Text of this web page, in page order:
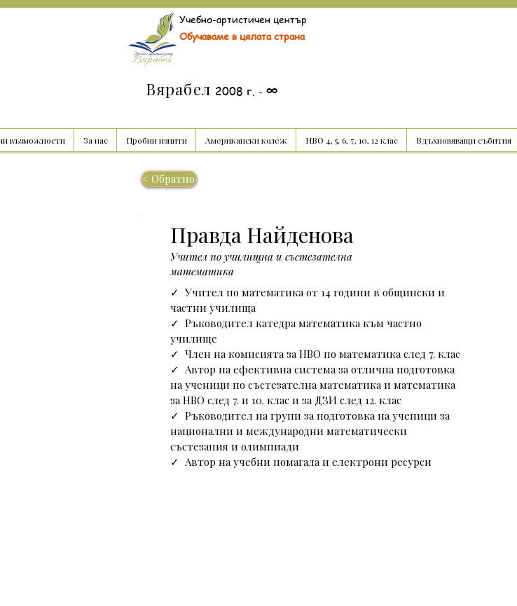
Учебно-артистичен център
Обучаваме в цялата страна
Вярабел 2008 г. - ∞
възможности За нас Пробни изпити Американски колеж НВО 4, 5, 6, 7, 10, 12 клас Вдъхновяващи събития
< Обратно
Правда Найденова
Учител по училищна и състезателна
математика
✓  Учител по математика от 14 години в общински и
частни училища
✓  Ръководител катедра математика към частно
училище
✓  Член на комисията за НВО по математика след 7. клас
✓  Автор на ефективна система за отлична подготовка
на ученици по състезателна математика и математика
за НВО след 7. и 10. клас и за ДЗИ след 12. клас
✓  Ръководител на групи за подготовка на ученици за
национални и международни математически
състезания и олимпиади
✓  Автор на учебни помагала и електрони ресурси